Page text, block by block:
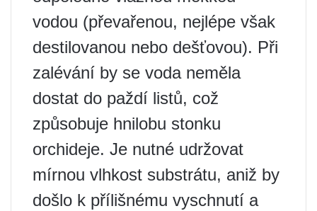
vodou (převařenou, nejlépe však
destilovanou nebo dešťovou). Při
zalévání by se voda neměla
dostat do paždí listů, což
způsobuje hnilobu stonku
orchideje. Je nutné udržovat
mírnou vlhkost substrátu, aniž by
došlo k přílišnému vyschnutí a